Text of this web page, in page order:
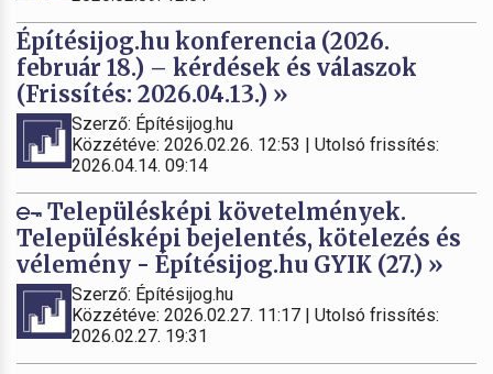
Építésijog.hu konferencia (2026.
február 18.) – kérdések és válaszok
(Frissítés: 2026.04.13.) »
Szerző: Építésijog.hu
Közzétéve: 2026.02.26. 12:53 | Utolsó frissítés:
2026.04.14. 09:14
Településképi követelmények.
Településképi bejelentés, kötelezés és
vélemény - Építésijog.hu GYIK (27.) »
Szerző: Építésijog.hu
Közzétéve: 2026.02.27. 11:17 | Utolsó frissítés:
2026.02.27. 19:31